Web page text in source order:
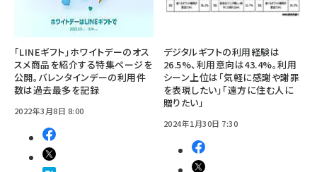
「LINEギフト」ホワイトデーのオス
スメ商品を紹介する特集ページを
公開。バレンタインデーの利用件
数は過去最多を記録
2022年3月8日 8:00
デジタルギフトの利用経験は
26.5%、利用意向は43.4%。利用
シーン上位は「気軽に感謝や謝罪
を表現したい」「遠方に住む人に
贈りたい」
2024年1月30日 7:30